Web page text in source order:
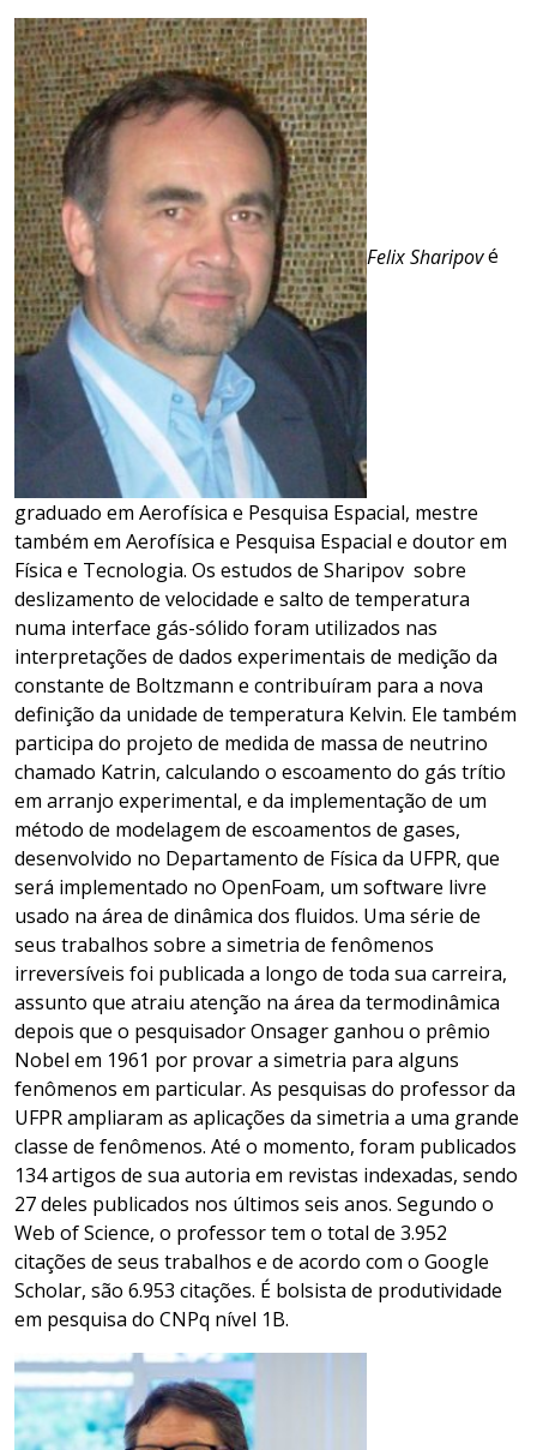
Felix Sharipové
graduado em Aerofísica e Pesquisa Espacial, mestre
também em Aerofísica e Pesquisa Espacial e doutor em
Física e Tecnologia. Os estudos de Sharipov sobre
deslizamento de velocidade e salto de temperatura
numa interface gás-sólido foram utilizados nas
interpretações de dados experimentais de medição da
constante de Boltzmann e contribuíram para a nova
definição da unidade de temperatura Kelvin. Ele também
participa do projeto de medida de massa de neutrino
chamado Katrin, calculando o escoamento do gás trítio
em arranjo experimental, e da implementação de um
método de modelagem de escoamentos de gases,
desenvolvido no Departamento de Física da UFPR, que
será implementado no OpenFoam, um software livre
usado na área de dinâmica dos fluidos. Uma série de
seus trabalhos sobre a simetria de fenômenos
irreversíveis foi publicada a longo de toda sua carreira,
assunto que atraiu atenção na área da termodinâmica
depois que o pesquisador Onsager ganhou o prêmio
Nobel em 1961 por provar a simetria para alguns
fenômenos em particular. As pesquisas do professor da
UFPR ampliaram as aplicações da simetria a uma grande
classe de fenômenos. Até o momento, foram publicados
134 artigos de sua autoria em revistas indexadas, sendo
27 deles publicados nos últimos seis anos. Segundo o
Web of Science, o professor tem o total de 3.952
citações de seus trabalhos e de acordo com o Google
Scholar, são 6.953 citações. É bolsista de produtividade
em pesquisa do CNPq nível 1B.